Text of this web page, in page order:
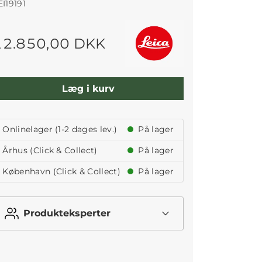
DKK
Læg i kurv
Onlinelager (1-2 dages lev.)
På lager
Århus (Click & Collect)
På lager
København (Click & Collect)
På lager
Produkteksperter